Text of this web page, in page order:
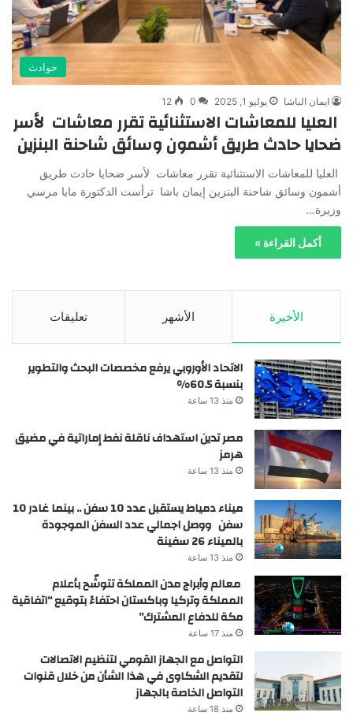
حوادث
ايمان الباشا يوليو 1, 2025 0
12
العليا للمعاشات الاستثنائية تقرر معاشات لأسر
ضحايا حادث طريق أشمون وسائق شاحنة البنزين
العليا للمعاشات الاستثنائية تقرر معاشات لأسر ضحايا حادث طريق
أشمون وسائق شاحنة البنزين إيمان باشا ترأست الدكتورة مايا مرسي
وزيرة…
أكمل القراءة »
الأخيرة الأشهر تعليقات
الاتحاد الأوروبي يرفع مخصصات البحث والتطوير
بنسبة 60.5%
منذ 13 ساعة
مصر تدين استهداف ناقلة نفط إماراتية في مضيق
هرمز
منذ 13 ساعة
ميناء دمياط يستقبل عدد 10 سفن .. بينما غادر 10
سفن ووصل اجمالي عدد السفن الموجودة
بالميناء 26 سفينة
منذ 13 ساعة
معالم وأبراج مدن المملكة تتوشّح بأعلام
المملكة وتركيا وباكستان احتفاءً بتوقيع “اتفاقية
مكة للدفاع المشترك”
منذ 17 ساعة
التواصل مع الجهاز القومي لتنظيم الاتصالات
لتقديم الشكاوى في هذا الشأن من خلال قنوات
التواصل الخاصة بالجهاز
منذ 18 ساعة